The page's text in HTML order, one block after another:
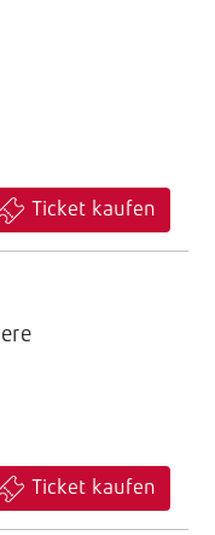
Ticket kaufen
Ticket kaufen